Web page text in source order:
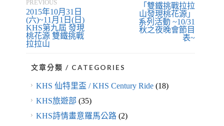
PREVIOUS
2015年10月31日
(六)~11月1日(日)
KHS第九屆 發現
桃花源 雙鐵挑戰
拉拉山
「雙鐵挑戰拉拉
山發現桃花源」
系列活動 ~10/31
秋之夜晚會節目
表~
文章分類 / CATEGORIES
KHS 仙特里盃 / KHS Century Ride(18)
KHS旅遊部 (35)
KHS詩情畫意羅馬公路(2)